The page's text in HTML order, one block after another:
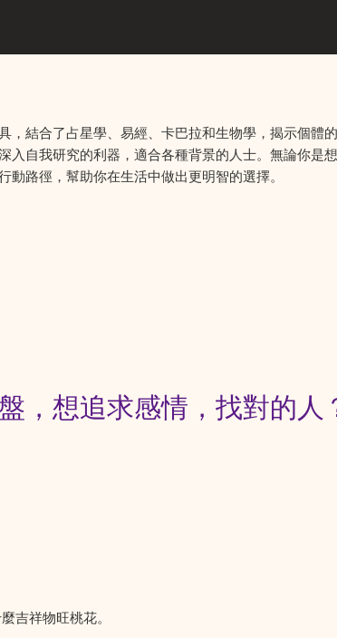
，結合了占星學、易經、卡巴拉和生物學，揭示個
入自我研究的利器，適合各種背景的人士。無論你
路徑，幫助你在生活中做出更明智的選擇。
，想追求感情，找對的人
吉祥物旺桃花。